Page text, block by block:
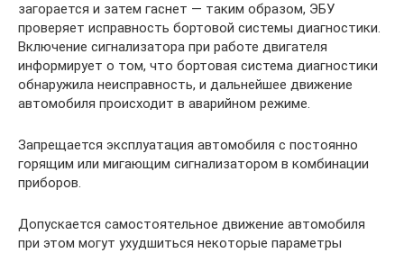
загорается и затем гаснет — таким образом, ЭБУ
проверяет исправность бортовой системы диагностики.
Включение сигнализатора при работе двигателя
информирует о том, что бортовая система диагностики
обнаружила неисправность, и дальнейшее движение
автомобиля происходит в аварийном режиме.
Запрещается эксплуатация автомобиля с постоянно
горящим или мигающим сигнализатором в комбинации
приборов.
Допускается самостоятельное движение автомобиля
при этом могут ухудшиться некоторые параметры